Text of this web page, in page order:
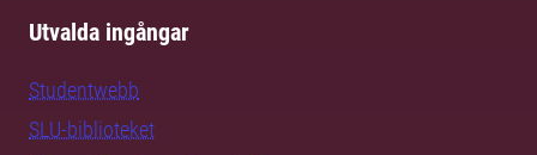
Utvalda ingångar
Studentwebb
SLU-biblioteket